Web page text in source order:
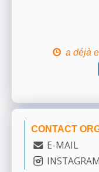
a déjà
CONTACT
E-MAIL
INSTAGRAM